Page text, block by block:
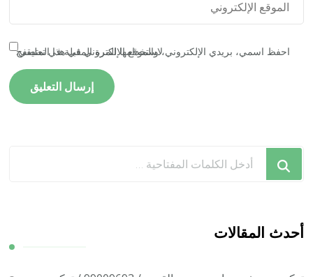
احفظ اسمي، بريدي الإلكتروني، والموقع الإلكتروني في هذا المتصفح لاستخدامها المرة المقبلة في تعليقي.
تبحث
ما؟
أحدث المقالات